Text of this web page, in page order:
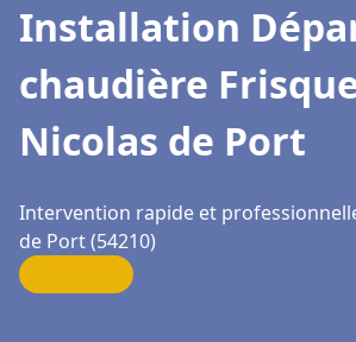
Installation
chaudière
Nicolas de Port
Intervention rapide et
de Port (54210)